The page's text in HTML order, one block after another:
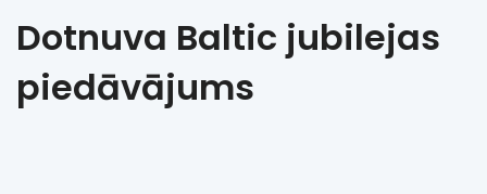
Dotnuva Baltic jubilejas
piedāvājums